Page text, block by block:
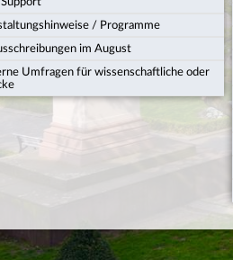
/ Programme
im August
Umfragen für wissenschaftliche oder